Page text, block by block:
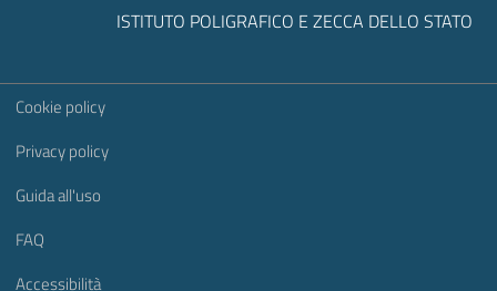
ISTITUTO POLIGRAFICO E ZECCA DELLO STATO
Sezione Link Utili
Cookie policy
Privacy policy
Guida all'uso
FAQ
Accessibilità